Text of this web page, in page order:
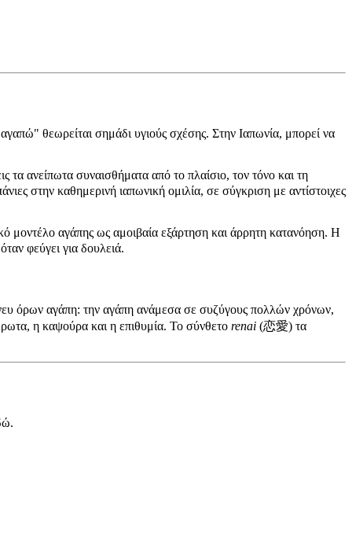
θεωρείται σημάδι υγιούς σχέσης. Στην Ιαπωνία, μπορεί να
ανείπωτα συναισθήματα από το πλαίσιο, τον τόνο και τη
στην καθημερινή ιαπωνική ομιλία, σε σύγκριση με αντίστοιχες
μοντέλο αγάπης ως αμοιβαία εξάρτηση και άρρητη κατανόηση. Η
φεύγει για δουλειά.
όρων αγάπη: την αγάπη ανάμεσα σε συζύγους πολλών χρόνων,
η καψούρα και η επιθυμία. Το σύνθετο renai (恋愛) τα